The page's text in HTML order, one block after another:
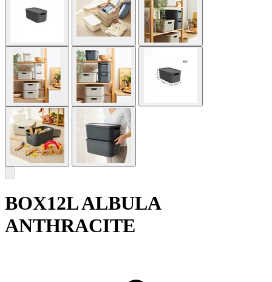
BOX12L ALBULA
ANTHRACITE